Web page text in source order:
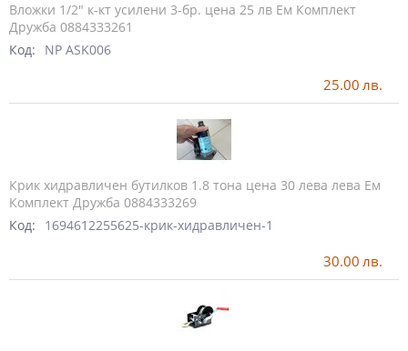
Вложки 1/2" к-кт усилени 3-бр. цена 25 лв Ем Комплект
Дружба 0884333261
Код:
NP ASK006
25.00 лв.
Крик хидравличен бутилков 1.8 тона цена 30 лева лева Ем
Комплект Дружба 0884333269
Код:
1694612255625-крик-хидравличен-1
30.00 лв.